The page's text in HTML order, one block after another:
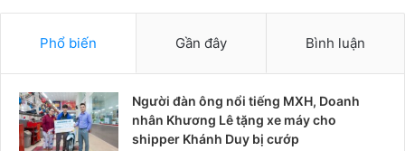
Phổ biến Gần đây Bình luận
Người đàn ông nổi tiếng MXH, Doanh
nhân Khương Lê tặng xe máy cho
shipper Khánh Duy bị cướp